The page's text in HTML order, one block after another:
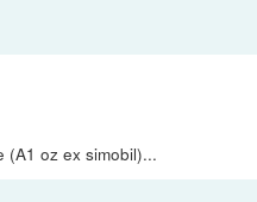
(A1 oz ex simobil)...